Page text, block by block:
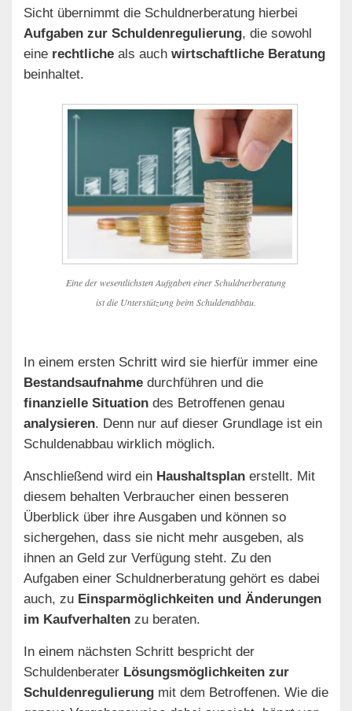
Sicht übernimmt die Schuldnerberatung hierbei
Aufgaben zur Schuldenregulierung , die sowohl
eine rechtliche als auch wirtschaftliche Beratung
beinhaltet.
Eine der wesentlichsten Aufgaben einer Schuldnerberatung
ist die Unterstützung beim Schuldenabbau.
In einem ersten Schritt wird sie hierfür immer eine
Bestandsaufnahme durchführen und die
finanzielle Situation des Betroffenen genau
analysieren . Denn nur auf dieser Grundlage ist ein
Schuldenabbau wirklich möglich.
Anschließend wird ein Haushaltsplan erstellt. Mit
diesem behalten Verbraucher einen besseren
Überblick über ihre Ausgaben und können so
sichergehen, dass sie nicht mehr ausgeben, als
ihnen an Geld zur Verfügung steht. Zu den
Aufgaben einer Schuldnerberatung gehört es dabei
auch, zu Einsparmöglichkeiten und Änderungen
im Kaufverhalten zu beraten.
In einem nächsten Schritt bespricht der
Schuldenberater Lösungsmöglichkeiten zur
Schuldenregulierung mit dem Betroffenen. Wie die